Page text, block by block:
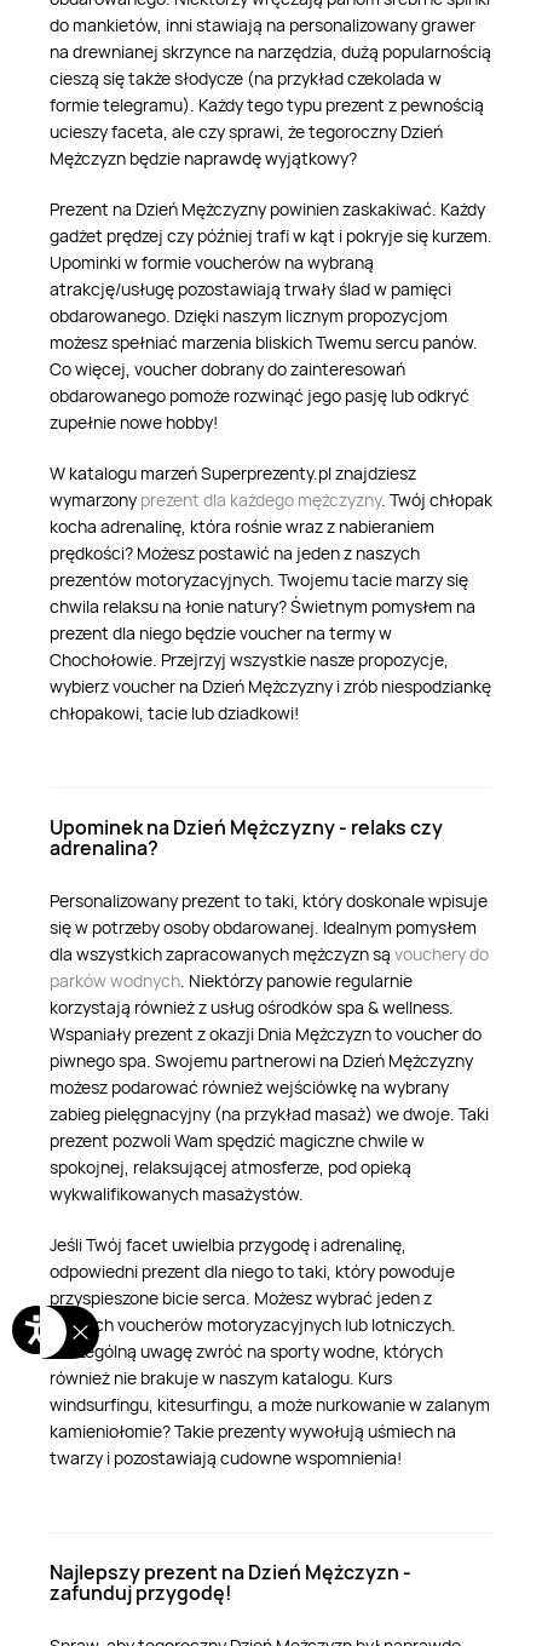
do mankietów, inni stawiają na personalizowany grawer
na drewnianej skrzynce na narzędzia, dużą popularnością
cieszą się także słodycze (na przykład czekolada w
formie telegramu). Każdy tego typu prezent z pewnością
ucieszy faceta, ale czy sprawi, że tegoroczny Dzień
Mężczyzn będzie naprawdę wyjątkowy?
Prezent na Dzień Mężczyzny powinien zaskakiwać. Każdy
gadżet prędzej czy później trafi w kąt i pokryje się kurzem.
Upominki w formie voucherów na wybraną
atrakcję/usługę pozostawiają trwały ślad w pamięci
obdarowanego. Dzięki naszym licznym propozycjom
możesz spełniać marzenia bliskich Twemu sercu panów.
Co więcej, voucher dobrany do zainteresowań
obdarowanego pomoże rozwinąć jego pasję lub odkryć
zupełnie nowe hobby!
W katalogu marzeń Superprezenty.pl znajdziesz
wymarzony prezent dla każdego mężczyzny. Twój chłopak
kocha adrenalinę, która rośnie wraz z nabieraniem
prędkości? Możesz postawić na jeden z naszych
prezentów motoryzacyjnych. Twojemu tacie marzy się
chwila relaksu na łonie natury? Świetnym pomysłem na
prezent dla niego będzie voucher na termy w
Chochołowie. Przejrzyj wszystkie nasze propozycje,
wybierz voucher na Dzień Mężczyzny i zrób niespodziankę
chłopakowi, tacie lub dziadkowi!
Upominek na Dzień Mężczyzny - relaks czy
adrenalina?
Personalizowany prezent to taki, który doskonale wpisuje
się w potrzeby osoby obdarowanej. Idealnym pomysłem
dla wszystkich zapracowanych mężczyzn są vouchery do
parków wodnych. Niektórzy panowie regularnie
korzystają również z usług ośrodków spa & wellness.
Wspaniały prezent z okazji Dnia Mężczyzn to voucher do
piwnego spa. Swojemu partnerowi na Dzień Mężczyzny
możesz podarować również wejściówkę na wybrany
zabieg pielęgnacyjny (na przykład masaż) we dwoje. Taki
prezent pozwoli Wam spędzić magiczne chwile w
spokojnej, relaksującej atmosferze, pod opieką
wykwalifikowanych masażystów.
Jeśli Twój facet uwielbia przygodę i adrenalinę,
odpowiedni prezent dla niego to taki, który powoduje
przyspieszone bicie serca. Możesz wybrać jeden z
naszych voucherów motoryzacyjnych lub lotniczych.
Szczególną uwagę zwróć na sporty wodne, których
również nie brakuje w naszym katalogu. Kurs
windsurfingu, kitesurfingu, a może nurkowanie w zalanym
kamieniołomie? Takie prezenty wywołują uśmiech na
twarzy i pozostawiają cudowne wspomnienia!
Najlepszy prezent na Dzień Mężczyzn -
zafunduj przygodę!